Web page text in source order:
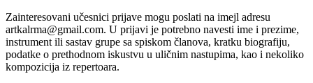
Zainteresovani učesnici prijave mogu poslati na imejl adresu
artkalrma@gmail.com. U prijavi je potrebno navesti ime i prezime,
instrument ili sastav grupe sa spiskom članova, kratku biografiju,
podatke o prethodnom iskustvu u uličnim nastupima, kao i nekoliko
kompozicija iz repertoara.